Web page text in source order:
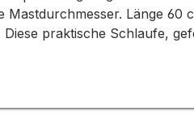
Fahnenmastschlaufe von MR Design, die perfekte Ergänzung für Ihre
Diese praktische Schlaufe,
Der innovative Führungsring
zu herkömmlichen
Sie die Länge der
ist. Die 50 cm